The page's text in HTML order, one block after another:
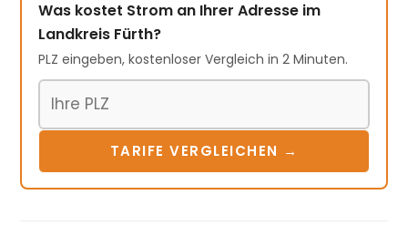
Was kostet Strom an Ihrer Adresse im
Landkreis Fürth?
PLZ eingeben, kostenloser Vergleich in 2 Minuten.
TARIFE VERGLEICHEN →